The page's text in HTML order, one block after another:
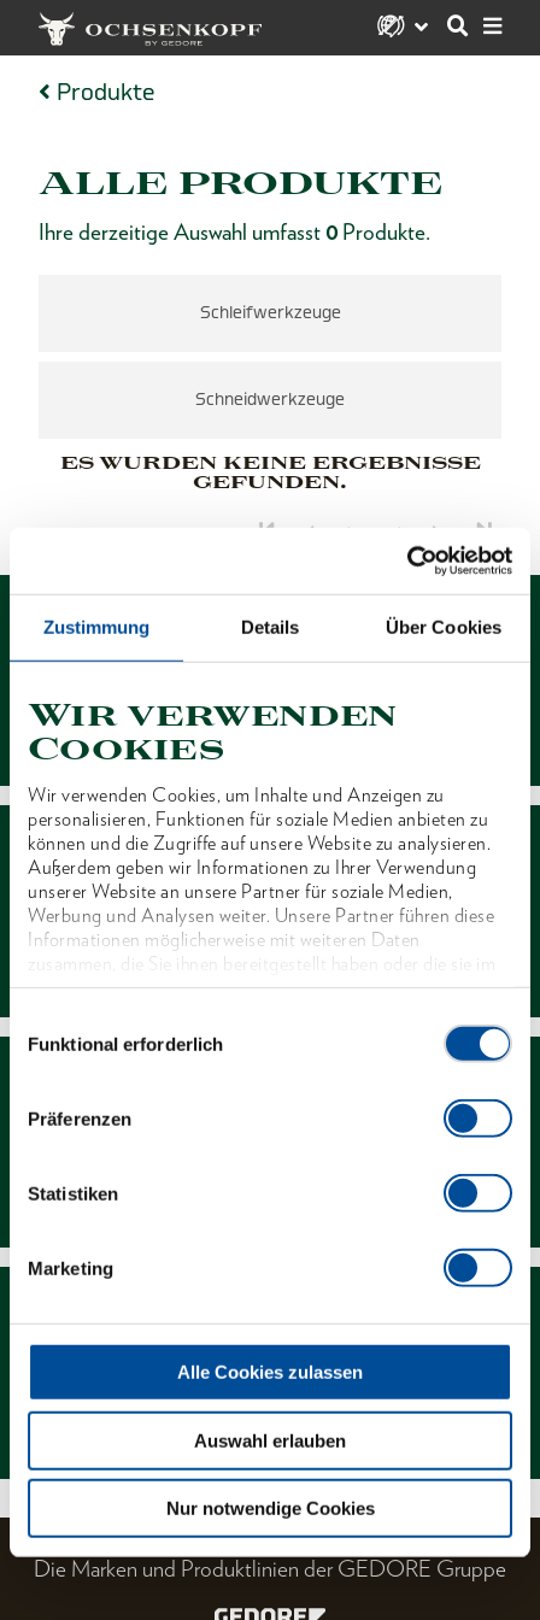
Zustimmung Details Über Cookies
Wir verwenden
Cookies
Wir verwenden Cookies, um Inhalte und Anzeigen zu
personalisieren, Funktionen für soziale Medien anbieten zu
können und die Zugriffe auf unsere Website zu analysieren.
Außerdem geben wir Informationen zu Ihrer Verwendung
unserer Website an unsere Partner für soziale Medien,
Werbung und Analysen weiter. Unsere Partner führen diese
Informationen möglicherweise mit weiteren Daten
zusammen, die Sie ihnen bereitgestellt haben oder die sie im
Rahmen Ihrer Nutzung der Dienste gesammelt haben. Unsere
Einwilligungsauswahl
Funktional erforderlich
Präferenzen
Statistiken
Marketing
Alle Cookies zulassen
Auswahl erlauben
Nur notwendige Cookies
Produkte
ALLE PRODUKTE
Ihre derzeitige Auswahl umfasst 0 Produkte.
Schleifwerkzeuge
Schneidwerkzeuge
ES WURDEN KEINE ERGEBNISSE
GEFUNDEN.
1 von 1
Kontakt
Händlersuche
Magazin
Die Marken und Produktlinien der GEDORE Gruppe